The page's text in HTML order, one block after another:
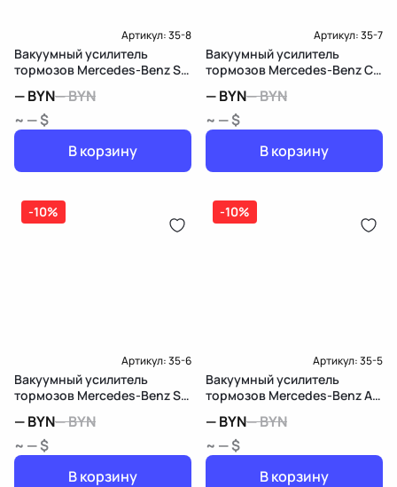
Артикул:35-8
Вакуумный усилитель
тормозов Mercedes-Benz S
—BYN—BYN
~ — $
В корзину
Артикул:35-7
Вакуумный усилитель
тормозов Mercedes-Benz C
—BYN—BYN
~ — $
В корзину
-10%
Артикул:35-6
Вакуумный усилитель
тормозов Mercedes-Benz S
—BYN—BYN
~ — $
В корзину
-10%
Артикул:35-5
Вакуумный усилитель
тормозов Mercedes-Benz A
—BYN—BYN
~ — $
В корзину